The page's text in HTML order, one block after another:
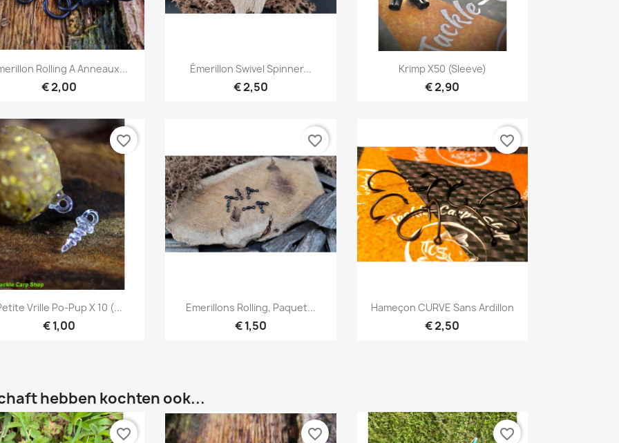
Snel bekijken
Rolling A Anneaux...
€ 2,00
Snel bekijken
Émerillon Swivel Spinner...
€ 2,50
Snel bekijken
Krimp X50 (sleeve)
€ 2,90
Snel bekijken
Vrille Po-Pup X 10 (...
€ 1,00
favorite_border
Snel bekijken
Emerillons Rolling, Paquet...
€ 1,50
favorite_border
Snel bekijken
Hameçon CURVE Sans Ardillon
€ 2,50
favorite_border
hebben kochten ook...
favorite_border favorite_border favorite_border